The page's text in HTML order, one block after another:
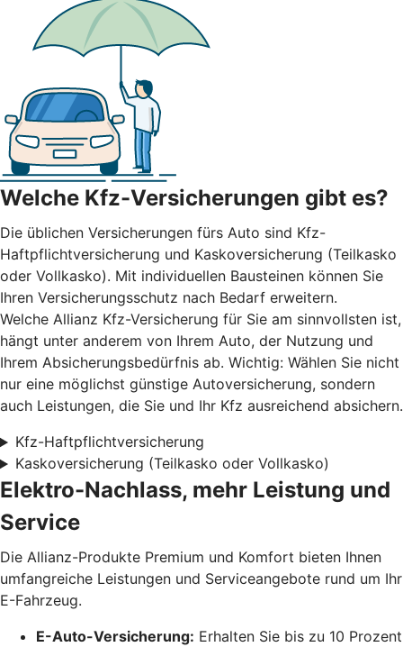
Welche Kfz-Versicherungen gibt es?
Die üblichen Versicherungen fürs Auto sind Kfz-
Haftpflichtversicherung und Kaskoversicherung (Teilkasko
oder Vollkasko). Mit individuellen Bausteinen können Sie
Ihren Versicherungsschutz nach Bedarf erweitern.
Welche Allianz Kfz-Versicherung für Sie am sinnvollsten ist,
hängt unter anderem von Ihrem Auto, der Nutzung und
Ihrem Absicherungsbedürfnis ab. Wichtig: Wählen Sie nicht
nur eine möglichst günstige Autoversicherung, sondern
auch Leistungen, die Sie und Ihr Kfz ausreichend absichern.
Kfz-Haftpflichtversicherung
Kaskoversicherung (Teilkasko oder Vollkasko)
Elektro-Nachlass, mehr Leistung und
Service
Die Allianz-Produkte Premium und Komfort bieten Ihnen
umfangreiche Leistungen und Serviceangebote rund um Ihr
E-Fahrzeug.
E-Auto-Versicherung: Erhalten Sie bis zu 10 Prozent